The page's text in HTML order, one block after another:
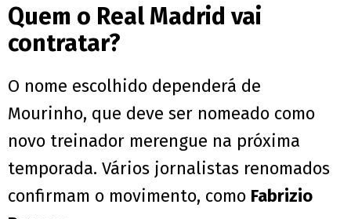
Quem o Real Madrid vai
contratar?
O nome escolhido dependerá de
Mourinho, que deve ser nomeado como
novo treinador merengue na próxima
temporada. Vários jornalistas renomados
confirmam o movimento, como Fabrizio